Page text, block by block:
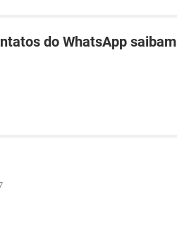
do WhatsApp saibam